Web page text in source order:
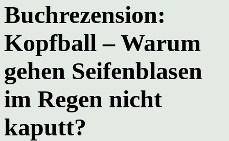
Buchrezension:
Kopfball – Warum
gehen Seifenblasen
im Regen nicht
kaputt?